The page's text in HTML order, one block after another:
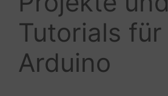
Tutorials für
Arduino